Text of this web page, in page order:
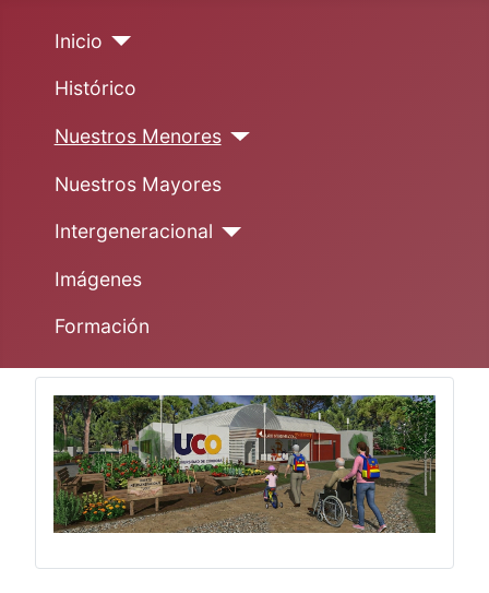
Inicio
Histórico
Nuestros Menores
Nuestros Mayores
Intergeneracional
Imágenes
Formación